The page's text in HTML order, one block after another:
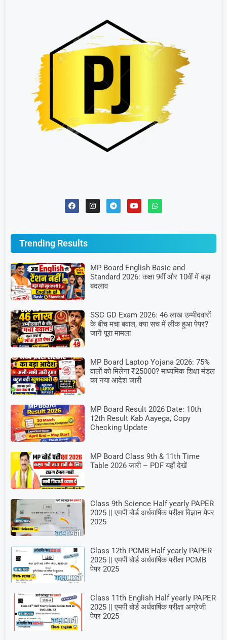
Trending Results
MP Board English Basic and
Standard 2026: कक्षा 9वीं और 10वीं में बड़ा
बदलाव
SSC GD Exam 2026: 46 लाख उम्मीदवारों
के बीच मचा बवाल, क्या सच में लीक हुआ पेपर?
जानें पूरा मामला
MP Board Laptop Yojana 2026: 75%
वालों को मिलेगा ₹25000? माध्यमिक शिक्षा मंडल
का नया आदेश जारी
MP Board Result 2026 Date: 10th
12th Result Kab Aayega, Copy
Checking Update
MP Board Class 9th & 11th Time
Table 2026 जारी – PDF यहाँ देखें
Class 9th Science Half yearly PAPER
2025 || एमपी बोर्ड अर्धवार्षिक परीक्षा विज्ञान पेपर
2025
Class 12th PCMB Half yearly PAPER
2025 || एमपी बोर्ड अर्धवार्षिक परीक्षा PCMB
पेपर 2025
Class 11th English Half yearly PAPER
2025 || एमपी बोर्ड अर्धवार्षिक परीक्षा अग्रेजी
पेपर 2025